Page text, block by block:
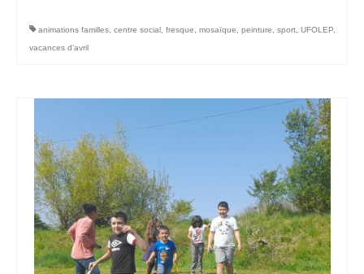
animations familles centre social fresque mosaïque peinture sport UFOLEP
vacances d'avril